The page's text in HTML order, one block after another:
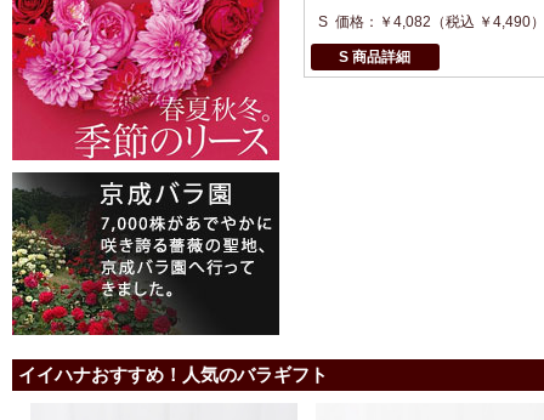
S 価格：￥4,082（税込 ￥4,490）
S 商品詳細
イイハナおすすめ！人気のバラギフト